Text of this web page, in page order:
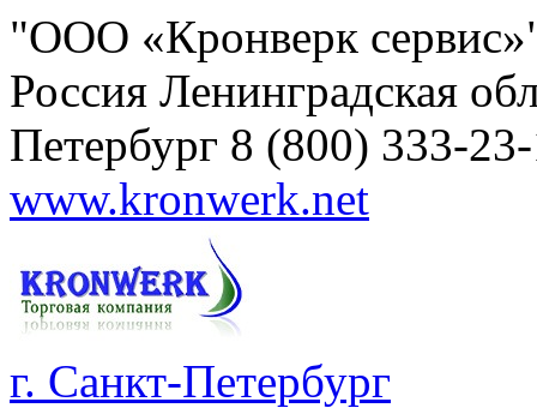
"ООО «Кронверк
Россия Ленинградская
Петербург 8 (800) 333-
www.kronwerk.net
г. Санкт-Петербург